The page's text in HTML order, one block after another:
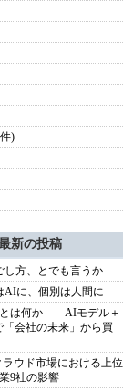
)
新の投稿
し方、とでも言うか
AIに、個別は人間に
とは何か――AIモデル＋
「会社の未来」から買
ウド市場における上位
9社の影響